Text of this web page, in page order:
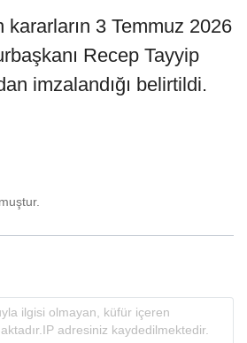
3 Temmuz 2026
Recep Tayyip
imzalandığı belirtildi.